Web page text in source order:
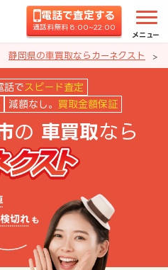
電話で査定する
通話料無料 8:00~22:00
メニュー
静岡県の車買取ならカーネクスト
車買取ならカ
話で スピード査定
減額なし。 買取金額保証
の 車買取なら